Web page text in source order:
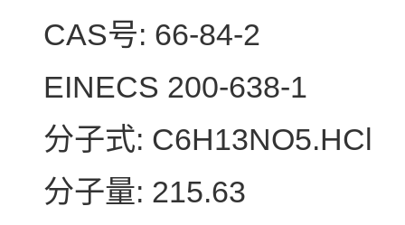
CAS号: 66-84-2
EINECS 200-638-1
分子式: C6H13NO5.HCl
分子量: 215.63